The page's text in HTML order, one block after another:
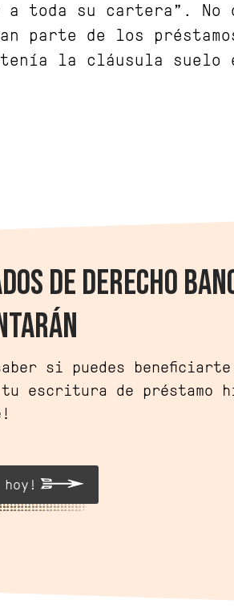
a toda su cartera”. No
parte de los
la cláusula suelo
DE DERECHO
si puedes
tu escritura de préstamo
hoy!